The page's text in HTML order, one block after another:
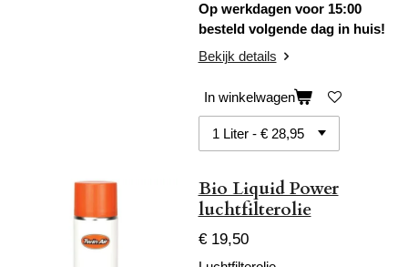
Op werkdagen voor 15:00
besteld volgende dag in huis!
Bekijk details
In winkelwagen
Bio Liquid Power
luchtfilterolie
€ 19,50